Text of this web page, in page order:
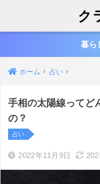
ク
暮ら
ホーム 占い
手相の太陽線ってど
の？
占い
2022年11月9日